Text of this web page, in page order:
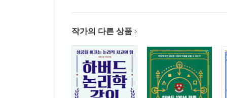
작가의 다른 상품